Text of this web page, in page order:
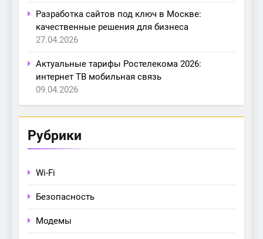
Разработка сайтов под ключ в Москве:
качественные решения для бизнеса
27.04.2026
Актуальные тарифы Ростелекома 2026:
интернет ТВ мобильная связь
09.04.2026
Рубрики
Wi-Fi
Безопасность
Модемы